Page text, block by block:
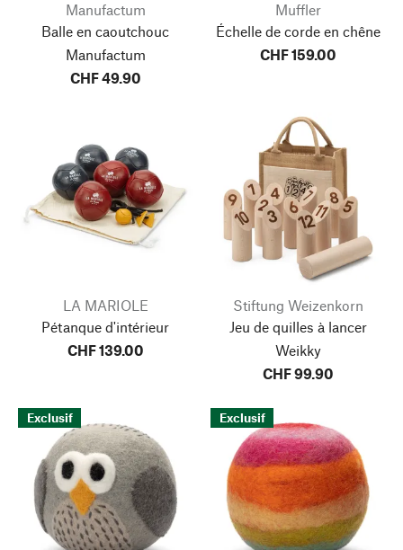
Manufactum
Balle en caoutchouc
Manufactum
CHF 49.90
Muffler
Échelle de corde en chêne
CHF 159.00
LA MARIOLE
Pétanque d'intérieur
CHF 139.00
Stiftung Weizenkorn
Jeu de quilles à lancer
Weikky
CHF 99.90
Exclusif Exclusif